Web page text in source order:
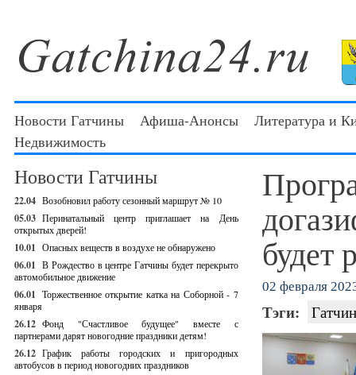
Новости Гатчины Афиша-Анонсы
Литература и
Недвижимость
Новости Гатчины
22.04 Возобновил работу сезонный маршрут № 10
05.03 Перинатальный центр приглашает на День
открытых дверей!
10.01 Опасных веществ в воздухе не обнаружено
06.01 В Рождество в центре Гатчины будет перекрыто
автомобильное движение
06.01 Торжественное открытие катка на Соборной - 7
января
26.12 Фонд "Счастливое будущее" вместе с
партнерами дарят новогодние праздники детям!
26.12 График работы городских и пригородных
автобусов в период новогодних праздников
будет
02 февраля
Тэги: